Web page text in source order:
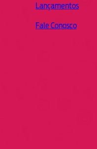
Lançamentos
Fale Conosco